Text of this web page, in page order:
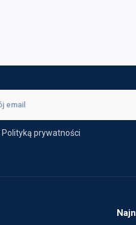
Polityką prywatności